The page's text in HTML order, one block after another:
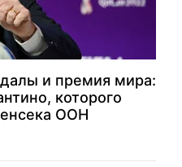
и премия мира:
которого
ООН